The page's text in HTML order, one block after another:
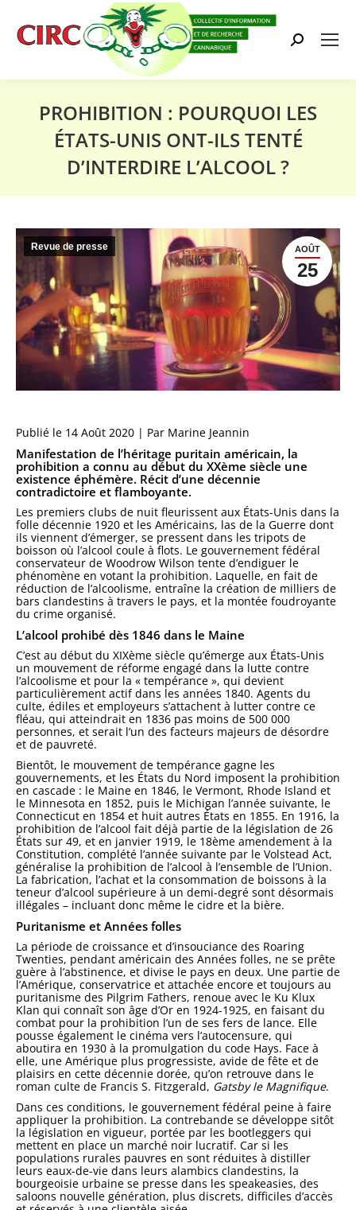
Search:
PROHIBITION : POURQUOI LES
ÉTATS-UNIS ONT-ILS TENTÉ
D’INTERDIRE L’ALCOOL ?
AOÛT
25
Revue de presse
Publié le 14 Août 2020 | Par Marine Jeannin
Manifestation de l’héritage puritain américain, la
prohibition a connu au début du XXème siècle une
existence éphémère. Récit d’une décennie
contradictoire et flamboyante.
Les premiers clubs de nuit fleurissent aux États-Unis dans la
folle décennie 1920 et les Américains, las de la Guerre dont
ils viennent d’émerger, se pressent dans les tripots de
boisson où l’alcool coule à flots. Le gouvernement fédéral
conservateur de Woodrow Wilson tente d’endiguer le
phénomène en votant la prohibition. Laquelle, en fait de
réduction de l’alcoolisme, entraîne la création de milliers de
bars clandestins à travers le pays, et la montée foudroyante
du crime organisé.
L’alcool prohibé dès 1846 dans le Maine
C’est au début du XIXème siècle qu’émerge aux États-Unis
un mouvement de réforme engagé dans la lutte contre
l’alcoolisme et pour la « tempérance », qui devient
particulièrement actif dans les années 1840. Agents du
culte, édiles et employeurs s’attachent à lutter contre ce
fléau, qui atteindrait en 1836 pas moins de 500 000
personnes, et serait l’un des facteurs majeurs de désordre
et de pauvreté.
Bientôt, le mouvement de tempérance gagne les
gouvernements, et les États du Nord imposent la prohibition
en cascade : le Maine en 1846, le Vermont, Rhode Island et
le Minnesota en 1852, puis le Michigan l’année suivante, le
Connecticut en 1854 et huit autres États en 1855. En 1916, la
prohibition de l’alcool fait déjà partie de la législation de 26
États sur 49, et en janvier 1919, le 18ème amendement à la
Constitution, complété l’année suivante par le Volstead Act,
généralise la prohibition de l’alcool à l’ensemble de l’Union.
La fabrication, l’achat et la consommation de boissons à la
teneur d’alcool supérieure à un demi-degré sont désormais
illégales – incluant donc même le cidre et la bière.
Puritanisme et Années folles
La période de croissance et d’insouciance des Roaring
Twenties, pendant américain des Années folles, ne se prête
guère à l’abstinence, et divise le pays en deux. Une partie de
l’Amérique, conservatrice et attachée encore et toujours au
puritanisme des Pilgrim Fathers, renoue avec le Ku Klux
Klan qui connaît son âge d’Or en 1924-1925, en faisant du
combat pour la prohibition l’un de ses fers de lance. Elle
pousse également le cinéma vers l’autocensure, qui
aboutira en 1930 à la promulgation du code Hays. Face à
elle, une Amérique plus progressiste, avide de fête et de
plaisirs en cette décennie dorée, qu’on retrouve dans le
roman culte de Francis S. Fitzgerald, Gatsby le Magnifique.
Dans ces conditions, le gouvernement fédéral peine à faire
appliquer la prohibition. La contrebande se développe sitôt
la législation en vigueur, portée par les bootleggers qui
mettent en place un marché noir lucratif. Car si les
populations rurales pauvres en sont réduites à distiller
leurs eaux-de-vie dans leurs alambics clandestins, la
bourgeoisie urbaine se presse dans les speakeasies, des
saloons nouvelle génération, plus discrets, difficiles d’accès